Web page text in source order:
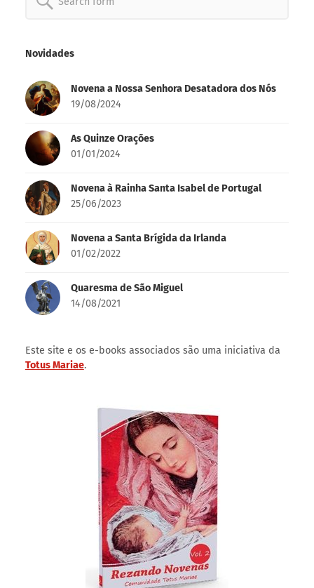
Novidades
Novena a Nossa Senhora Desatadora dos Nós
19/08/2024
As Quinze Orações
01/01/2024
Novena à Rainha Santa Isabel de Portugal
25/06/2023
Novena a Santa Brígida da Irlanda
01/02/2022
Quaresma de São Miguel
14/08/2021
Este site e os e-books associados são uma iniciativa da
Totus Mariae.